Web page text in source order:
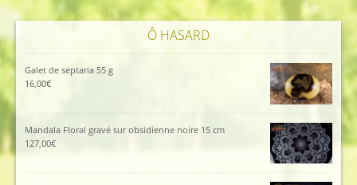
Ô HASARD
Galet de septaria 55 g
16,00€
Mandala Floral gravé sur obsidienne noire 15 cm
127,00€